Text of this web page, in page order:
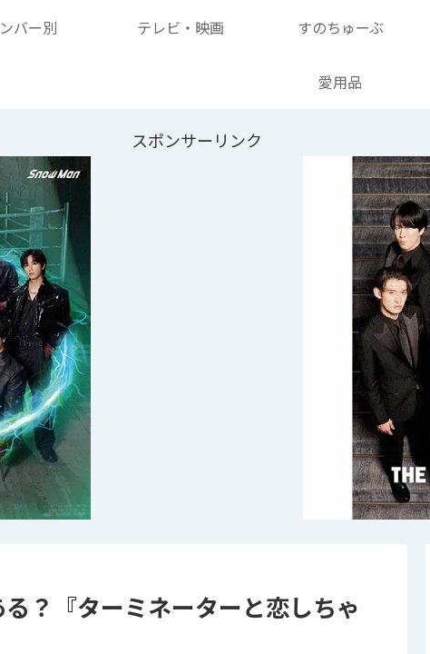
バー別 テレビ・映画 すのちゅーぶ
愛用品
スポンサーリンク
？『ターミネーターと恋しちゃ